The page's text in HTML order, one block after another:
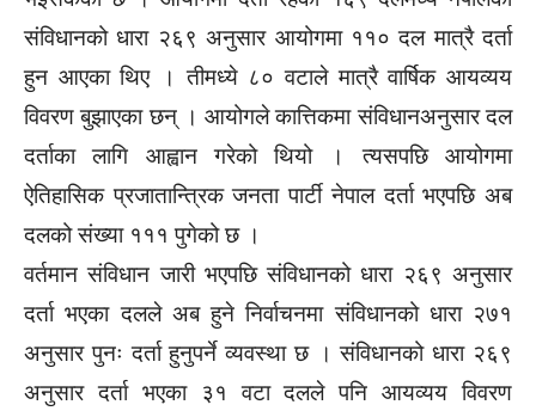
संविधानको धारा २६९ अनुसार आयोगमा ११० दल मात्रै दर्ता
हुन आएका थिए । तीमध्ये ८० वटाले मात्रै वार्षिक आयव्यय
विवरण बुझाएका छन् । आयोगले कात्तिकमा संविधानअनुसार दल
दर्ताका लागि आह्वान गरेको थियो । त्यसपछि आयोगमा
ऐतिहासिक प्रजातान्त्रिक जनता पार्टी नेपाल दर्ता भएपछि अब
दलको संख्या १११ पुगेको छ ।
वर्तमान संविधान जारी भएपछि संविधानको धारा २६९ अनुसार
दर्ता भएका दलले अब हुने निर्वाचनमा संविधानको धारा २७१
अनुसार पुनः दर्ता हुनुपर्ने व्यवस्था छ । संविधानको धारा २६९
अनुसार दर्ता भएका ३१ वटा दलले पनि आयव्यय विवरण